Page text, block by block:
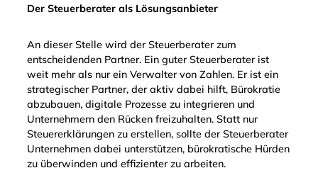
Der Steuerberater als Lösungsanbieter
An dieser Stelle wird der Steuerberater zum
entscheidenden Partner. Ein guter Steuerberater ist
weit mehr als nur ein Verwalter von Zahlen. Er ist ein
strategischer Partner, der aktiv dabei hilft, Bürokratie
abzubauen, digitale Prozesse zu integrieren und
Unternehmern den Rücken freizuhalten. Statt nur
Steuererklärungen zu erstellen, sollte der Steuerberater
Unternehmen dabei unterstützen, bürokratische Hürden
zu überwinden und effizienter zu arbeiten.